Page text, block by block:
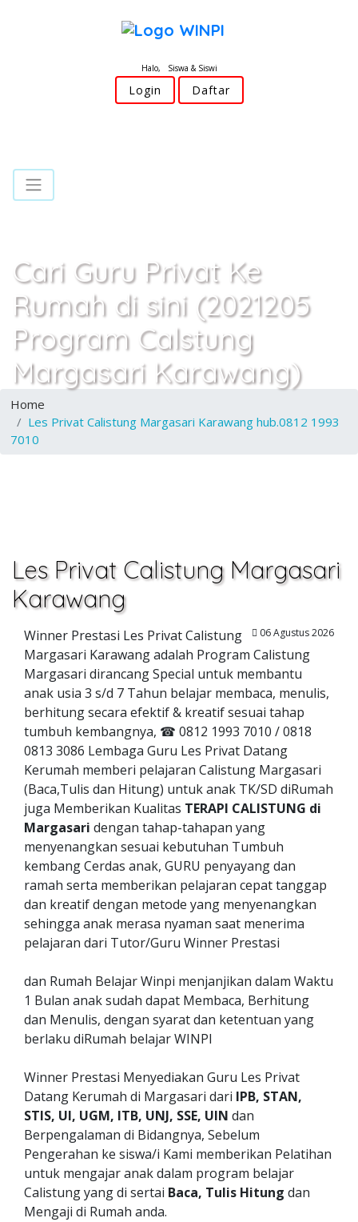
Halo, Siswa & Siswi
Login Daftar
Cari Guru Privat Ke
Rumah di sini (2021205
Program Calstung
Margasari Karawang)
Home
Les Privat Calistung Margasari Karawang hub.0812 1993
7010
Les Privat Calistung Margasari
Karawang
06 Agustus 2026
Winner Prestasi Les Privat Calistung
Margasari Karawang adalah Program Calistung
Margasari dirancang Special untuk membantu
anak usia 3 s/d 7 Tahun belajar membaca, menulis,
berhitung secara efektif & kreatif sesuai tahap
tumbuh kembangnya, ☎ 0812 1993 7010 / 0818
0813 3086 Lembaga Guru Les Privat Datang
Kerumah memberi pelajaran Calistung Margasari
(Baca,Tulis dan Hitung) untuk anak TK/SD diRumah
juga Memberikan Kualitas TERAPI CALISTUNG di
Margasari dengan tahap-tahapan yang
menyenangkan sesuai kebutuhan Tumbuh
kembang Cerdas anak, GURU penyayang dan
ramah serta memberikan pelajaran cepat tanggap
dan kreatif dengan metode yang menyenangkan
sehingga anak merasa nyaman saat menerima
pelajaran dari Tutor/Guru Winner Prestasi
dan Rumah Belajar Winpi menjanjikan dalam Waktu
1 Bulan anak sudah dapat Membaca, Berhitung
dan Menulis, dengan syarat dan ketentuan yang
berlaku diRumah belajar WINPI
Winner Prestasi Menyediakan Guru Les Privat
Datang Kerumah di Margasari dari IPB, STAN,
STIS, UI, UGM, ITB, UNJ, SSE, UIN dan
Berpengalaman di Bidangnya, Sebelum
Pengerahan ke siswa/i Kami memberikan Pelatihan
untuk mengajar anak dalam program belajar
Calistung yang di sertai Baca, Tulis Hitung dan
Mengaji di Rumah anda.